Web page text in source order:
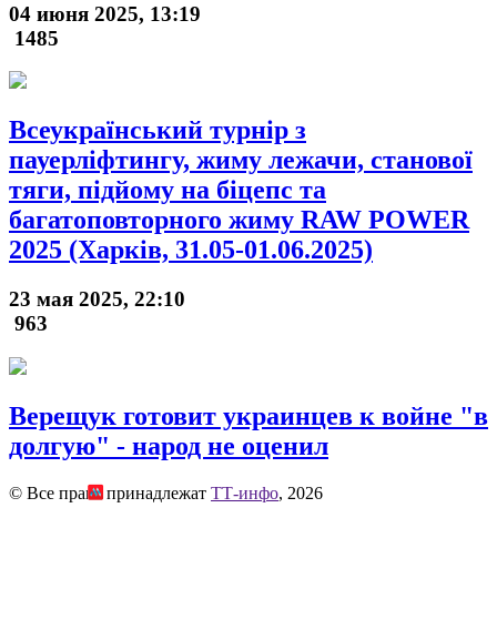
04 июня 2025, 13:19
1485
Всеукраїнський турнір з
пауерліфтингу, жиму лежачи, станової
тяги, підйому на біцепс та
багатоповторного жиму RAW POWER
2025 (Харків, 31.05-01.06.2025)
23 мая 2025, 22:10
963
Верещук готовит украинцев к войне "в
долгую" - народ не оценил
© Все права принадлежат ТТ-инфо, 2026